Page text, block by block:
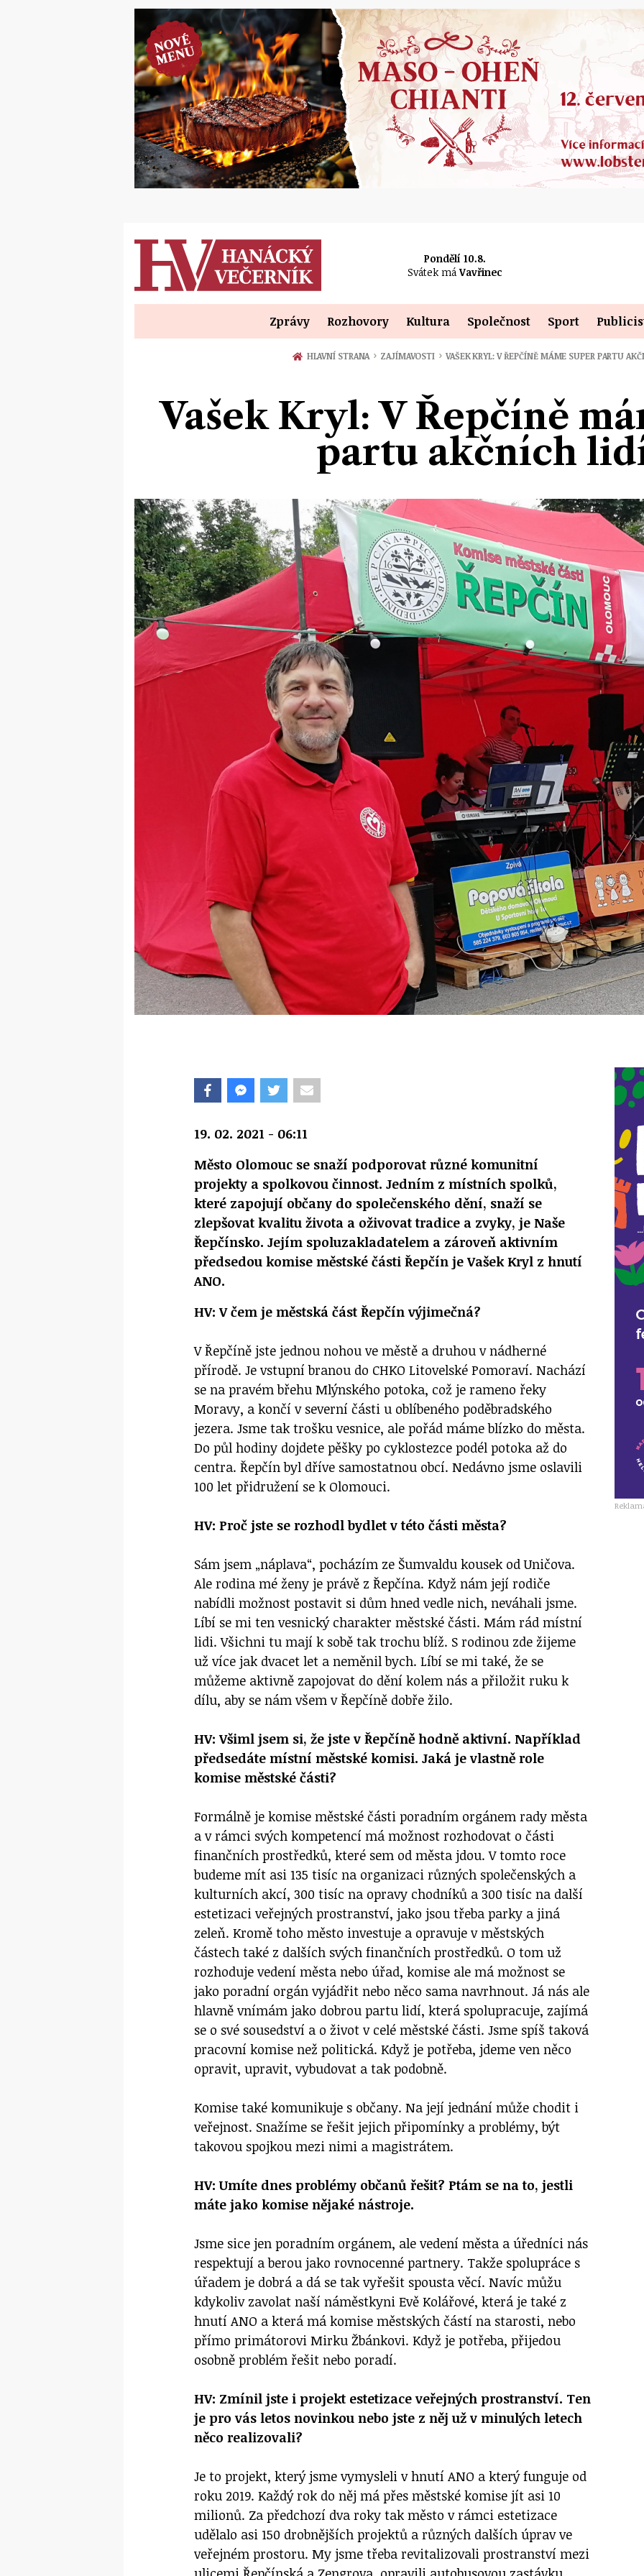
Pondělí 10.8.
Svátek má Vavřinec
Zprávy Rozhovory Kultura Společnost Sport
HLAVNÍ STRANA › ZAJÍMAVOSTI › VAŠEK KRYL: V ŘEPČÍNĚ MÁME SUPER PARTU
Vašek Kryl: V Řepčíně
partu akčních
19. 02. 2021 - 06:11
Město Olomouc se snaží podporovat různé komunitní
projekty a spolkovou činnost. Jedním z místních spolků,
které zapojují občany do společenského dění, snaží se
zlepšovat kvalitu života a oživovat tradice a zvyky, je Naše
Řepčínsko. Jejím spoluzakladatelem a zároveň aktivním
předsedou komise městské části Řepčín je Vašek Kryl z hnutí
ANO.
HV: V čem je městská část Řepčín výjimečná?
V Řepčíně jste jednou nohou ve městě a druhou v nádherné
přírodě. Je vstupní branou do CHKO Litovelské Pomoraví. Nachází
se na pravém břehu Mlýnského potoka, což je rameno řeky
Moravy, a končí v severní části u oblíbeného poděbradského
jezera. Jsme tak trošku vesnice, ale pořád máme blízko do města.
Do půl hodiny dojdete pěšky po cyklostezce podél potoka až do
centra. Řepčín byl dříve samostatnou obcí. Nedávno jsme oslavili
100 let přidružení se k Olomouci.
HV: Proč jste se rozhodl bydlet v této části města?
Sám jsem „náplava“, pocházím ze Šumvaldu kousek od Uničova.
Ale rodina mé ženy je právě z Řepčína. Když nám její rodiče
nabídli možnost postavit si dům hned vedle nich, neváhali jsme.
Líbí se mi ten vesnický charakter městské části. Mám rád místní
lidi. Všichni tu mají k sobě tak trochu blíž. S rodinou zde žijeme
už více jak dvacet let a neměnil bych. Líbí se mi také, že se
můžeme aktivně zapojovat do dění kolem nás a přiložit ruku k
dílu, aby se nám všem v Řepčíně dobře žilo.
HV: Všiml jsem si, že jste v Řepčíně hodně aktivní. Například
předsedáte místní městské komisi. Jaká je vlastně role
komise městské části?
Formálně je komise městské části poradním orgánem rady města
a v rámci svých kompetencí má možnost rozhodovat o části
finančních prostředků, které sem od města jdou. V tomto roce
budeme mít asi 135 tisíc na organizaci různých společenských a
kulturních akcí, 300 tisíc na opravy chodníků a 300 tisíc na další
estetizaci veřejných prostranství, jako jsou třeba parky a jiná
zeleň. Kromě toho město investuje a opravuje v městských
částech také z dalších svých finančních prostředků. O tom už
rozhoduje vedení města nebo úřad, komise ale má možnost se
jako poradní orgán vyjádřit nebo něco sama navrhnout. Já nás ale
hlavně vnímám jako dobrou partu lidí, která spolupracuje, zajímá
se o své sousedství a o život v celé městské části. Jsme spíš taková
pracovní komise než politická. Když je potřeba, jdeme ven něco
opravit, upravit, vybudovat a tak podobně.
Komise také komunikuje s občany. Na její jednání může chodit i
veřejnost. Snažíme se řešit jejich připomínky a problémy, být
takovou spojkou mezi nimi a magistrátem.
HV: Umíte dnes problémy občanů řešit? Ptám se na to, jestli
máte jako komise nějaké nástroje.
Jsme sice jen poradním orgánem, ale vedení města a úředníci nás
respektují a berou jako rovnocenné partnery. Takže spolupráce s
úřadem je dobrá a dá se tak vyřešit spousta věcí. Navíc můžu
kdykoliv zavolat naší náměstkyni Evě Kolářové, která je také z
hnutí ANO a která má komise městských částí na starosti, nebo
přímo primátorovi Mirku Žbánkovi. Když je potřeba, přijedou
osobně problém řešit nebo poradí.
HV: Zmínil jste i projekt estetizace veřejných prostranství. Ten
je pro vás letos novinkou nebo jste z něj už v minulých letech
něco realizovali?
Je to projekt, který jsme vymysleli v hnutí ANO a který funguje od
roku 2019. Každý rok do něj má přes městské komise jít asi 10
milionů. Za předchozí dva roky tak město v rámci estetizace
udělalo asi 150 drobnějších projektů a různých dalších úprav ve
veřejném prostoru. My jsme třeba revitalizovali prostranství mezi